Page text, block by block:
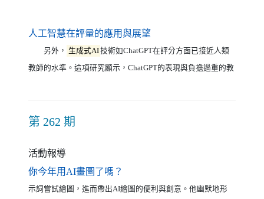
人工智慧在評量的應用與展望（另開新視窗）
另外， 生成式AI技術如ChatGPT在評分方面已接近人類
教師的水準。這項研究顯示，ChatGPT的表現與負擔過重的教
第 262 期
活動報導
你今年用AI畫圖了嗎？
示詞嘗試繪圖，進而帶出AI繪圖的便利與創意。他幽默地形